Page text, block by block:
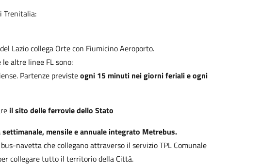
Trenitalia:
Lazio collega Orte con Fiumicino Aeroporto.
altre linee FL sono:
Partenze previsteogni 15 minuti nei giorni feriali e ogni
il sito delle ferrovie dello Stato
mensile e annuale integrato Metrebus.
navetta che collegano attraverso il servizio TPL Comunale
collegare tutto il territorio della Città.